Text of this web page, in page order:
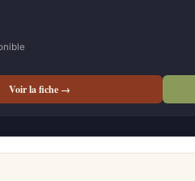
Voir la fiche →